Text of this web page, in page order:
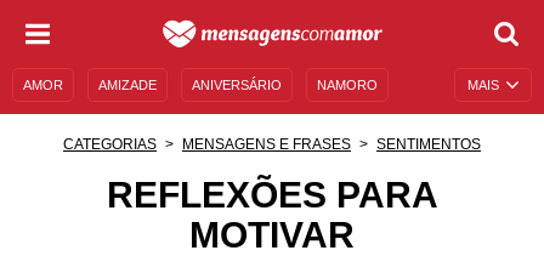
MAIS
AMOR AMIZADE ANIVERSÁRIO NAMORO
AUTOAJUDA
MENSAGENS DE ANIVERSÁRIO
CATEGORIAS MENSAGENS E FRASES SENTIMENTOS
REFLEXÕES PARA
MOTIVAR